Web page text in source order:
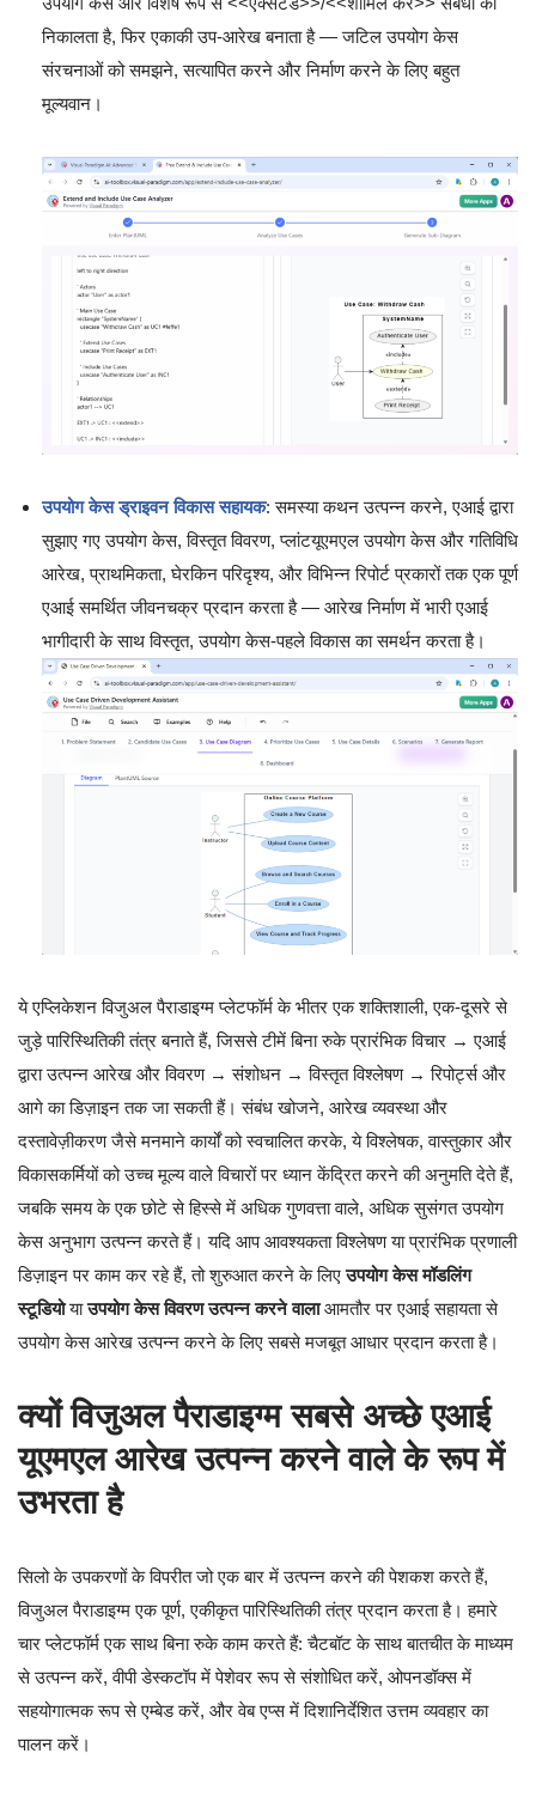
निकालता है, फिर एकाकी उप-आरेख बनाता है — जटिल उपयोग केस
संरचनाओं को समझने, सत्यापित करने और निर्माण करने के लिए बहुत
मूल्यवान।
उपयोग केस ड्राइवन विकास सहायक: समस्या कथन उत्पन्न करने, एआई द्वारा
सुझाए गए उपयोग केस, विस्तृत विवरण, प्लांटयूएमएल उपयोग केस और गतिविधि
आरेख, प्राथमिकता, घेरकिन परिदृश्य, और विभिन्न रिपोर्ट प्रकारों तक एक पूर्ण
एआई समर्थित जीवनचक्र प्रदान करता है — आरेख निर्माण में भारी एआई
भागीदारी के साथ विस्तृत, उपयोग केस-पहले विकास का समर्थन करता है।
ये एप्लिकेशन विजुअल पैराडाइग्म प्लेटफॉर्म के भीतर एक शक्तिशाली, एक-दूसरे से
जुड़े पारिस्थितिकी तंत्र बनाते हैं, जिससे टीमें बिना रुके प्रारंभिक विचार → एआई
द्वारा उत्पन्न आरेख और विवरण → संशोधन → विस्तृत विश्लेषण → रिपोर्ट्स और
आगे का डिज़ाइन तक जा सकती हैं। संबंध खोजने, आरेख व्यवस्था और
दस्तावेज़ीकरण जैसे मनमाने कार्यों को स्वचालित करके, ये विश्लेषक, वास्तुकार और
विकासकर्मियों को उच्च मूल्य वाले विचारों पर ध्यान केंद्रित करने की अनुमति देते हैं,
जबकि समय के एक छोटे से हिस्से में अधिक गुणवत्ता वाले, अधिक सुसंगत उपयोग
केस अनुभाग उत्पन्न करते हैं। यदि आप आवश्यकता विश्लेषण या प्रारंभिक प्रणाली
डिज़ाइन पर काम कर रहे हैं, तो शुरुआत करने के लिएउपयोग केस मॉडलिंग
स्टूडियोयाउपयोग केस विवरण उत्पन्न करने वालाआमतौर पर एआई सहायता से
उपयोग केस आरेख उत्पन्न करने के लिए सबसे मजबूत आधार प्रदान करता है।
क्यों विजुअल पैराडाइग्म सबसे अच्छे एआई
यूएमएल आरेख उत्पन्न करने वाले के रूप में
उभरता है
सिलो के उपकरणों के विपरीत जो एक बार में उत्पन्न करने की पेशकश करते हैं,
विजुअल पैराडाइग्म एक पूर्ण, एकीकृत पारिस्थितिकी तंत्र प्रदान करता है। हमारे
चार प्लेटफॉर्म एक साथ बिना रुके काम करते हैं: चैटबॉट के साथ बातचीत के माध्यम
से उत्पन्न करें, वीपी डेस्कटॉप में पेशेवर रूप से संशोधित करें, ओपनडॉक्स में
सहयोगात्मक रूप से एम्बेड करें, और वेब एप्स में दिशानिर्देशित उत्तम व्यवहार का
पालन करें।